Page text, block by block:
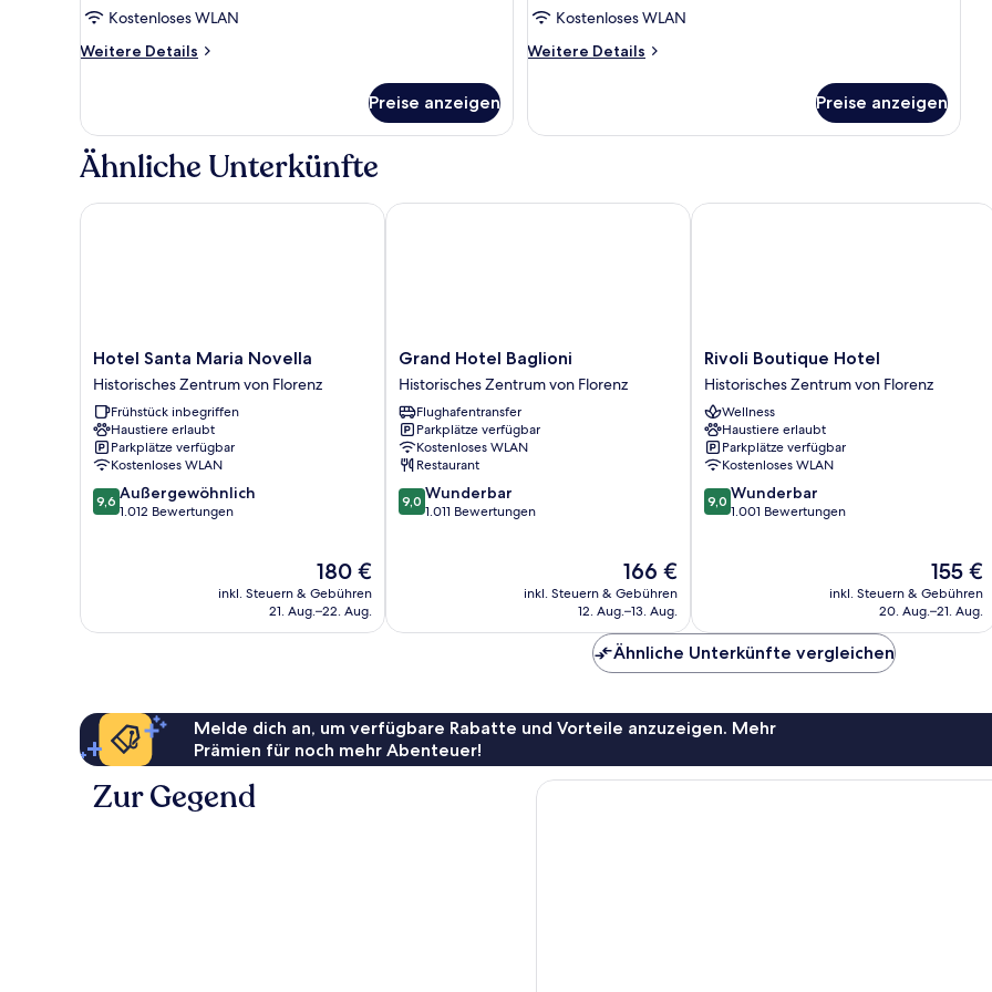
Kostenloses WLAN
Weitere Details
Weitere
Preise anzeigen
anzeigen
Kostenloses WLAN
Weitere Details
Weitere
Suite
Preise anzeigen
Ähnliche Unterkünfte
Hotel
Santa
Maria
Novella
Historisches
Zentrum
von
Florenz
Hotel Santa Maria Novella
Historisches Zentrum von Florenz
Frühstück inbegriffen
Haustiere erlaubt
Parkplätze verfügbar
Kostenloses WLAN
9.6
von
9,6 Außergewöhnlich
1.012 Bewertungen
Der
Preis
beträgt
180 €
inkl. Steuern & Gebühren
21. Aug.–22. Aug.
Hotel Santa Maria Novella
Grand
Hotel
Baglioni
Historisches
Zentrum
von
Florenz
Grand Hotel Baglioni
Historisches Zentrum von Florenz
Flughafentransfer
Parkplätze verfügbar
Kostenloses WLAN
Restaurant
9.0
von
9,0 Wunderbar
1.011 Bewertungen
Der
Preis
beträgt
166 €
inkl. Steuern & Gebühren
12. Aug.–13. Aug.
Grand Hotel Baglioni
Rivoli
Boutique
Hotel
Historisches
Zentrum
von
Florenz
Rivoli Boutique Hotel
Historisches Zentrum von Florenz
Wellness
Haustiere erlaubt
Parkplätze verfügbar
Kostenloses WLAN
9.0
von
9,0 Wunderbar
1.001 Bewertungen
Der
Preis
beträgt
155 €
inkl. Steuern & Gebühren
20. Aug.–21. Aug.
Rivoli Boutique Hotel
Ähnliche Unterkünfte vergleichen
Melde dich an, um verfügbare Rabatte und Vorteile anzuzeigen. Mehr
Prämien für noch mehr Abenteuer!
Zur Gegend